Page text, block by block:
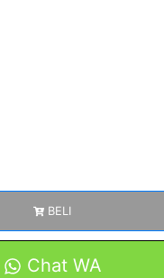
BELI
Chat WA